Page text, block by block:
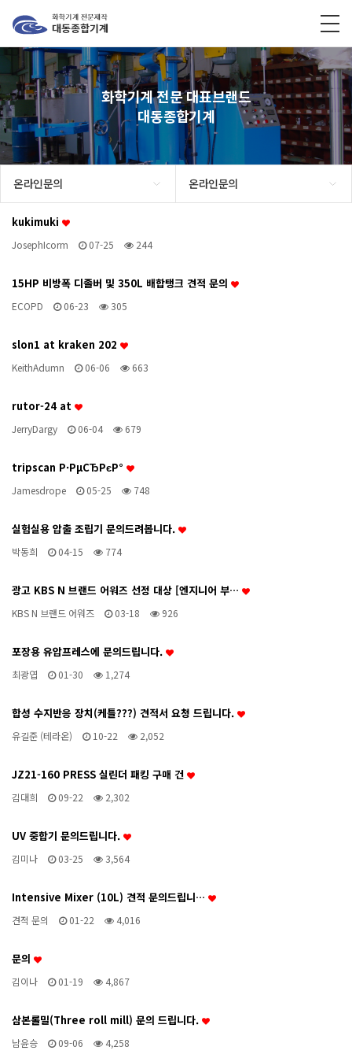
화학기계 전문 대표브랜드
대동종합기계
온라인문의 온라인문의
kukimuki
JosephIcorm 07-25 244
15HP 비방폭 디졸버 및 350L 배합탱크 견적 문의
ECOPD 06-23 305
slon1 at kraken 202
KeithAdumn 06-06 663
rutor-24 at
JerryDargy 06-04 679
tripscan Р·РµСЂРєР°
Jamesdrope 05-25 748
실험실용 압출 조립기 문의드려봅니다.
박동희 04-15 774
광고 KBS N 브랜드 어워즈 선정 대상 [엔지니어 부…
KBS N 브랜드 어워즈 03-18 926
포장용 유압프레스에 문의드립니다.
최광엽 01-30 1,274
합성 수지반응 장치(케틀???) 견적서 요청 드립니다.
유길준 (테라온) 10-22 2,052
JZ21-160 PRESS 실린더 패킹 구매 건
김대희 09-22 2,302
UV 중합기 문의드립니다.
김미나 03-25 3,564
Intensive Mixer (10L) 견적 문의드립니…
견적 문의 01-22 4,016
문의
김이나 01-19 4,867
삼본롤밀(Three roll mill) 문의 드립니다.
남윤승 09-06 4,258